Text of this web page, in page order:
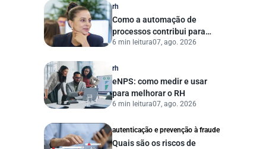
rh
Como a automação de
processos contribui para
uma gestão pública mais
6 min leitura07, ago. 2026
rh
eNPS: como medir e usar
para melhorar o RH
6 min leitura07, ago. 2026
autenticação e prevenção à fraude
Quais são os riscos de